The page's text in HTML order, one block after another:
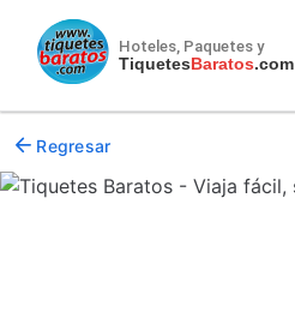
Hoteles, Paquetes y
TiquetesBaratos.com
Regresar